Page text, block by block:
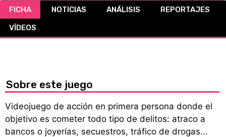
CÓMICS
FICHA NOTICIAS ANÁLISIS
REPORTAJES
VÍDEOS
Sobre este juego
Videojuego de acción en primera persona donde el
objetivo es cometer todo tipo de delitos: atraco a
bancos o joyerías, secuestros, tráfico de drogas...